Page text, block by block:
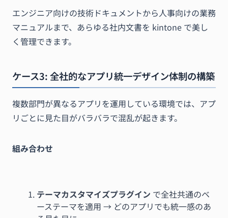
エンジニア向けの技術ドキュメントから人事向けの業務
マニュアルまで、あらゆる社内文書を kintone で美し
く管理できます。
ケース3: 全社的なアプリ統一デザイン体制の構築
複数部門が異なるアプリを運用している環境では、アプ
リごとに見た目がバラバラで混乱が起きます。
組み合わせ
テーマカスタマイズプラグイン で全社共通のベ
ーステーマを適用 → どのアプリでも統一感のあ